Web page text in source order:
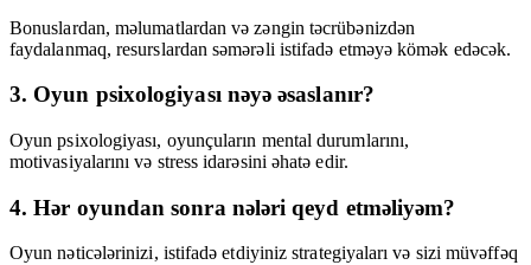
Bonuslardan, məlumatlardan və zəngin təcrübənizdən
faydalanmaq, resurslardan səmərəli istifadə etməyə kömək edəcək.
3. Oyun psixologiyası nəyə əsaslanır?
Oyun psixologiyası, oyunçuların mental durumlarını,
motivasiyalarını və stress idarəsini əhatə edir.
4. Hər oyundan sonra nələri qeyd etməliyəm?
Oyun nəticələrinizi, istifadə etdiyiniz strategiyaları və sizi müvəffəq